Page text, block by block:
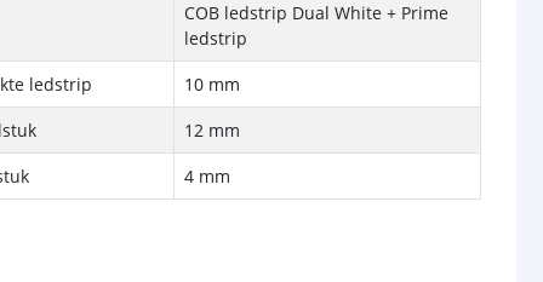
COB ledstrip Dual White + Prime
ledstrip
ledstrip
10 mm
12 mm
4 mm